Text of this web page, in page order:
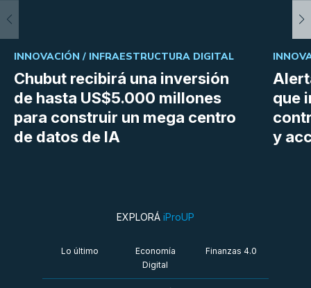
Chubut recibirá una inversión
de hasta US$5.000 millones
para construir un mega centro
de datos de IA
INNOVACIÓN / INFRAESTRUCTURA DIGITAL
que
y
EXPLORÁ iProUP
Lo último
Economía
Digital
Finanzas 4.0